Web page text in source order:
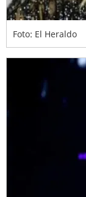
Foto: El Heraldo